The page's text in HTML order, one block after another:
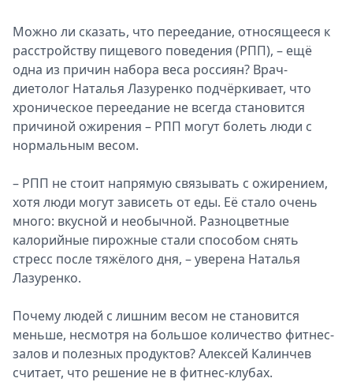
Можно ли сказать, что переедание, относящееся к
расстройству пищевого поведения (РПП), – ещё
одна из причин набора веса россиян? Врач-
диетолог Наталья Лазуренко подчёркивает, что
хроническое переедание не всегда становится
причиной ожирения – РПП могут болеть люди с
нормальным весом.
– РПП не стоит напрямую связывать с ожирением,
хотя люди могут зависеть от еды. Её стало очень
много: вкусной и необычной. Разноцветные
калорийные пирожные стали способом снять
стресс после тяжёлого дня, – уверена Наталья
Лазуренко.
Почему людей с лишним весом не становится
меньше, несмотря на большое количество фитнес-
залов и полезных продуктов? Алексей Калинчев
считает, что решение не в фитнес-клубах.